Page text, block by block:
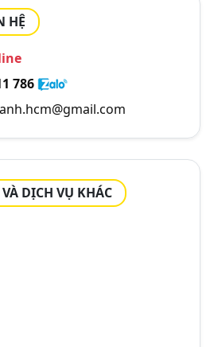
HỆ
786
DỊCH VỤ KHÁC